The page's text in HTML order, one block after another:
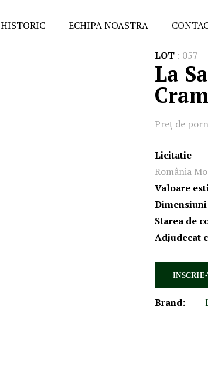
HISTORIC ECHIPA NOASTRA
LOT : 057
La
Preţ de
Licitatie
România
Valoare
Dimensiuni
Starea de
Adjudecat
Brand: